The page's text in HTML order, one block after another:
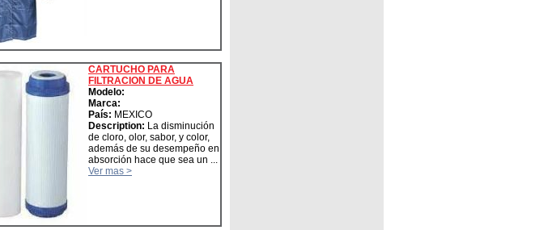
CARTUCHO PARA
FILTRACION DE AGUA
Modelo:
Marca:
País: MEXICO
Description: La disminución
de cloro, olor, sabor, y color,
además de su desempeño en
absorción hace que sea un ...
Ver mas >